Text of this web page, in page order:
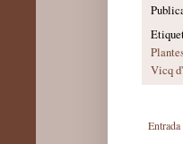
Vicq
Entrada